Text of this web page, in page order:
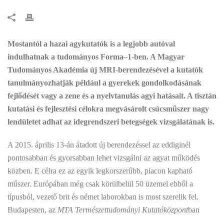
Mostantól a hazai agykutatók is a legjobb autóval
indulhatnak a tudományos Forma–1-ben. A Magyar
Tudományos Akadémia új MRI-berendezésével a kutatók
tanulmányozhatják például a gyerekek gondolkodásának
fejlődését vagy a zene és a nyelvtanulás agyi hatásait. A tisztán
kutatási és fejlesztési célokra megvásárolt csúcsműszer nagy
lendületet adhat az idegrendszeri betegségek vizsgálatának is.
A 2015. április 13-án átadott új berendezéssel az eddiginél
pontosabban és gyorsabban lehet vizsgálni az agyat működés
közben. E célra ez az egyik legkorszerűbb, piacon kapható
műszer. Európában még csak körülbelül 50 üzemel ebből a
típusból, vezető brit és német laborokban is most szerelik fel.
Budapesten, az MTA Természettudományi Kutatóközpontban